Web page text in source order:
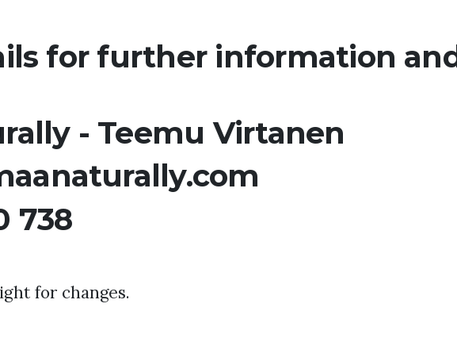
for further information
- Teemu Virtanen
738
for changes.